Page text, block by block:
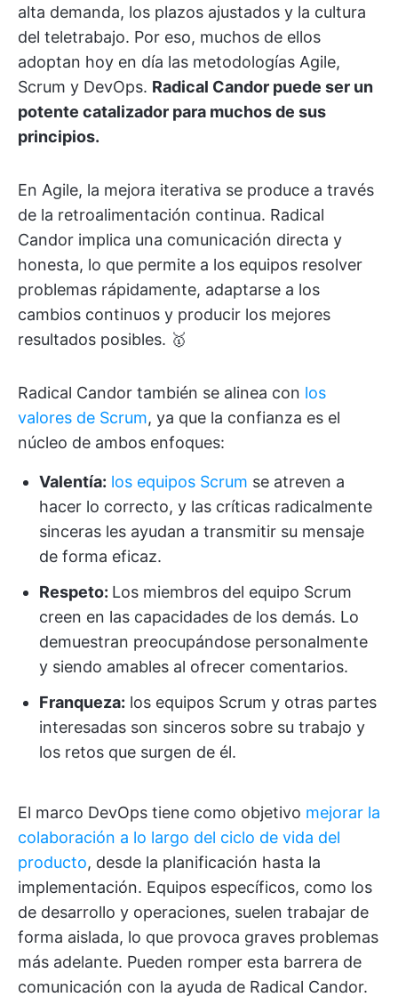
alta demanda, los plazos ajustados y la cultura
del teletrabajo. Por eso, muchos de ellos
adoptan hoy en día las metodologías Agile,
Scrum y DevOps. Radical Candor puede ser un
potente catalizador para muchos de sus
principios.
En Agile, la mejora iterativa se produce a través
de la retroalimentación continua. Radical
Candor implica una comunicación directa y
honesta, lo que permite a los equipos resolver
problemas rápidamente, adaptarse a los
cambios continuos y producir los mejores
resultados posibles. 🥇
Radical Candor también se alinea con los
valores de Scrum, ya que la confianza es el
núcleo de ambos enfoques:
Valentía: los equipos Scrum se atreven a
hacer lo correcto, y las críticas radicalmente
sinceras les ayudan a transmitir su mensaje
de forma eficaz.
Respeto: Los miembros del equipo Scrum
creen en las capacidades de los demás. Lo
demuestran preocupándose personalmente
y siendo amables al ofrecer comentarios.
Franqueza: los equipos Scrum y otras partes
interesadas son sinceros sobre su trabajo y
los retos que surgen de él.
El marco DevOps tiene como objetivo mejorar la
colaboración a lo largo del ciclo de vida del
producto, desde la planificación hasta la
implementación. Equipos específicos, como los
de desarrollo y operaciones, suelen trabajar de
forma aislada, lo que provoca graves problemas
más adelante. Pueden romper esta barrera de
comunicación con la ayuda de Radical Candor.